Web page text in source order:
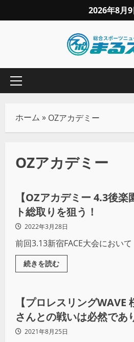
2026年8月9
ホーム » OZアカデミー
OZアカデミー
プロレス
【OZアカデミー 4.3後
ト総取りを狙う！￼
2022年3月28日
前回3.13新宿FACE大会において
続きを読む
プロレス
【プロレスリング
さんとの戦いは必然であ
2021年8月25日